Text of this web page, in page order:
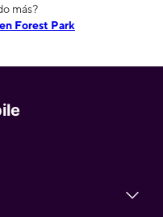
más?
Forest Park